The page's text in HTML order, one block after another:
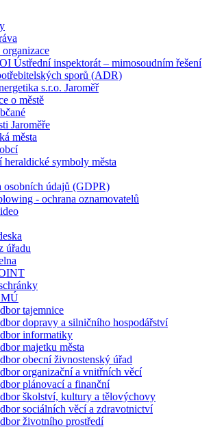
Ústřední inspektorát – mimosoudním řešení
sporů (ADR)
s.r.o. Jaroměř
o městě
Jaroměře
města
symboly města
osobních údajů (GDPR)
- ochrana oznamovatelů
úřadu
tajemnice
dopravy a silničního hospodářství
informatiky
majetku města
obecní živnostenský úřad
organizační a vnitřních věcí
plánovací a finanční
školství, kultury a tělovýchovy
sociálních věcí a zdravotnictví
životního prostředí